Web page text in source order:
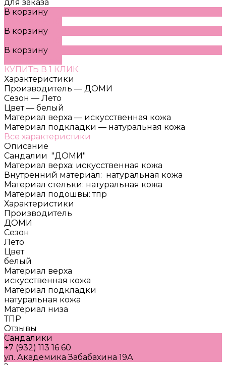
для заказа
В корзину
В корзину
В корзину
КУПИТЬ В 1 КЛИК
Характеристики
Производитель — ДОМИ
Сезон — Лето
Цвет — белый
Материал верха — искусственная кожа
Материал подкладки — натуральная кожа
Все характеристики
Описание
Сандалии "ДОМИ"
Материал верха: искусственная кожа
Внутренний материал: натуральная кожа
Материал стельки: натуральная кожа
Материал подошвы: тпр
Характеристики
Производитель
ДОМИ
Сезон
Лето
Цвет
белый
Материал верха
искусственная кожа
Материал подкладки
натуральная кожа
Материал низа
ТПР
Отзывы
Сандалики
+7 (932) 113 16 60
ул. Академика Забабахина 19А